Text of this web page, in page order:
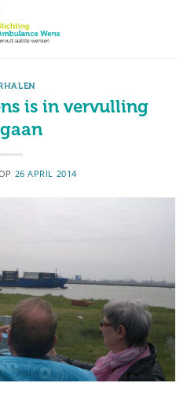
is in vervulling
26 APRIL 2014